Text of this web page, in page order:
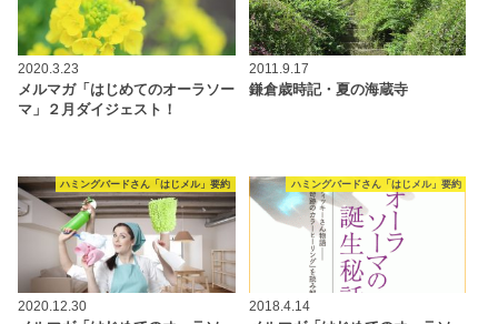
2020.3.23
メルマガ「はじめてのオーラソー
マ」２月ダイジェスト！
2011.9.17
鎌倉歳時記・夏の海蔵寺
ハミングバードさん「はじメル」要約
2020.12.30
ハミングバードさん「はじメル」要約
2018.4.14